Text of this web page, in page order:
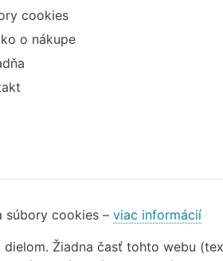
cookies
o nákupe
súbory cookies – viac informácií
Žiadna časť tohto webu